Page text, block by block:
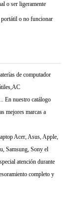
o ser ligeramente
portátil o no funcionar
de computador
En nuestro catálogo
mejores marcas a
Acer, Asus, Apple,
Samsung, Sony el
atención durante
completo y